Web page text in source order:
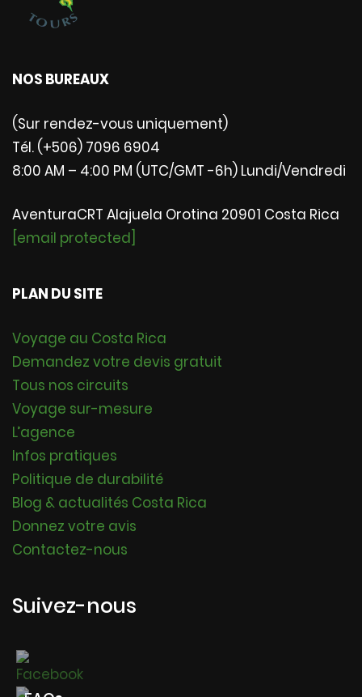
NOS BUREAUX
(Sur rendez-vous uniquement)
Tél. (+506) 7096 6904
8:00 AM – 4:00 PM (UTC/GMT -6h) Lundi/Vendredi
AventuraCRT Alajuela Orotina 20901 Costa Rica
[email protected]
PLAN DU SITE
Voyage au Costa Rica
Demandez votre devis gratuit
Tous nos circuits
Voyage sur-mesure
L’agence
Infos pratiques
Politique de durabilité
Blog & actualités Costa Rica
Donnez votre avis
Contactez-nous
Suivez-nous